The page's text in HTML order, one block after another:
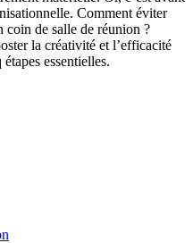
Comment éviter
coin de salle de réunion ?
la créativité et l’efficacité
essentielles.